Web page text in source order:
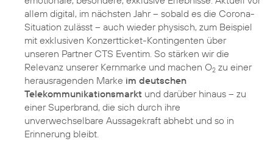
allem digital, im nächsten Jahr – sobald es die Corona-
Situation zulässt – auch wieder physisch, zum Beispiel
mit exklusiven Konzertticket-Kontingenten über
unseren Partner CTS Eventim. So stärken wir die
Relevanz unserer Kernmarke und machen O2 zu einer
herausragenden Marke im deutschen
Telekommunikationsmarkt und darüber hinaus – zu
einer Superbrand, die sich durch ihre
unverwechselbare Aussagekraft abhebt und so in
Erinnerung bleibt.